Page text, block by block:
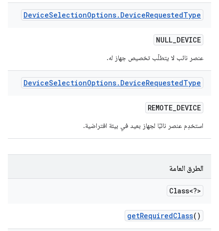
DeviceSelectionOptions. DeviceRequestedType
NULL_DEVICE
عنصر نائب لا يتطلّب تخصيص جهاز له.
DeviceSelectionOptions. DeviceRequestedType
REMOTE_DEVICE
استخدِم عنصر نائبًا لجهاز بعيد في بيئة افتراضية.
الطرق العامة
Class<?>
getRequiredClass()